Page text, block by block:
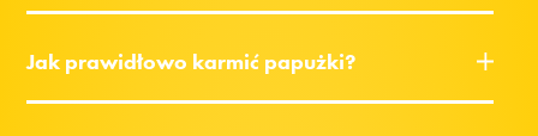
Jak prawidłowo karmić papużki?